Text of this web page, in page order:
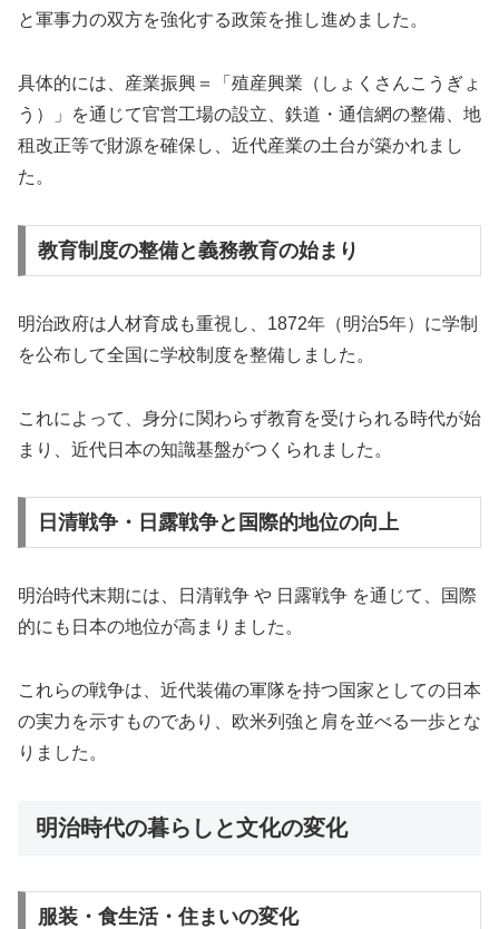
と軍事力の双方を強化する政策を推し進めました。
具体的には、産業振興＝「殖産興業（しょくさんこうぎょ
う）」を通じて官営工場の設立、鉄道・通信網の整備、地
租改正等で財源を確保し、近代産業の土台が築かれまし
た。
教育制度の整備と義務教育の始まり
明治政府は人材育成も重視し、1872年（明治5年）に学制
を公布して全国に学校制度を整備しました。
これによって、身分に関わらず教育を受けられる時代が始
まり、近代日本の知識基盤がつくられました。
日清戦争・日露戦争と国際的地位の向上
明治時代末期には、日清戦争 や 日露戦争 を通じて、国際
的にも日本の地位が高まりました。
これらの戦争は、近代装備の軍隊を持つ国家としての日本
の実力を示すものであり、欧米列強と肩を並べる一歩とな
りました。
明治時代の暮らしと文化の変化
服装・食生活・住まいの変化